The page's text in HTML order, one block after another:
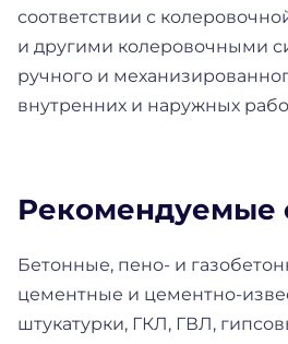
соответствии с
и другими колеровочными
ручного и
внутренних и наружных
Рекомендуемые
Бетонные, пено- и
цементные и цементно-
штукатурки, ГКЛ, ГВЛ,